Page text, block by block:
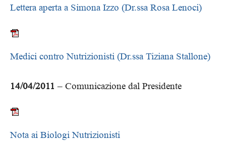
Lettera aperta a Simona Izzo (Dr.ssa Rosa Lenoci)
Medici contro Nutrizionisti (Dr.ssa Tiziana Stallone)
14/04/2011 – Comunicazione dal Presidente
Nota ai Biologi Nutrizionisti